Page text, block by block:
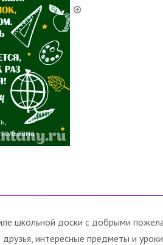
школьной доски с добрыми
интересные предметы и